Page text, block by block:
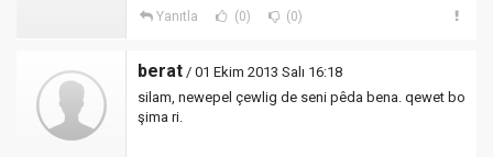
Yanıtla (0) (0)
berat / 01 Ekim 2013 Salı 16:18
silam, newepel çewlig de seni pêda bena. qewet bo
şima ri.